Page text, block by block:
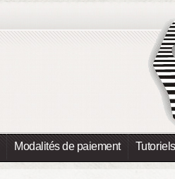
Modalités de paiement Tutoriels